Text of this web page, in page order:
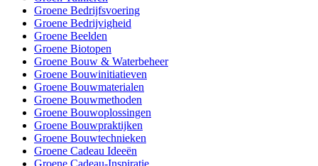
Groene Bedrijfsvoering
Groene Bedrijvigheid
Groene Beelden
Groene Biotopen
Groene Bouw & Waterbeheer
Groene Bouwinitiatieven
Groene Bouwmaterialen
Groene Bouwmethoden
Groene Bouwoplossingen
Groene Bouwpraktijken
Groene Bouwtechnieken
Groene Cadeau Ideeën
Groene Cadeau-Inspiratie